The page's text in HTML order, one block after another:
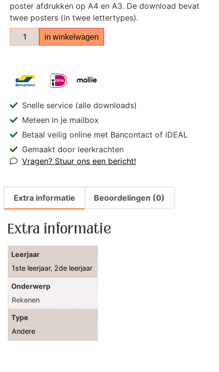
poster afdrukken op A4 en A3. De download bevat
twee posters (in twee lettertypes).
in winkelwagen
Snelle service (alle downloads)
Meteen in je mailbox
Betaal veilig online met Bancontact of iDEAL
Gemaakt door leerkrachten
Vragen? Stuur ons een bericht!
Extra informatie Beoordelingen (0)
Extra informatie
Leerjaar
1ste leerjaar, 2de leerjaar
Onderwerp
Rekenen
Type
Andere